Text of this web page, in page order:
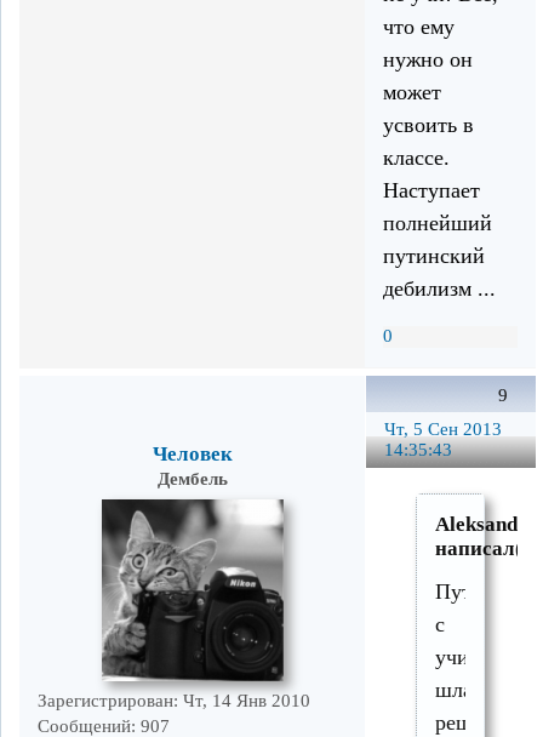
что ему
нужно он
может
усвоить в
классе.
Наступает
полнейший
путинский
дебилизм ...
0
9
Чт, 5 Сен 2013
14:35:43
Человек
Дембель
Зарегистрирован: Чт, 14 Янв 2010
Сообщений: 907
Aleksandrl
Путин
с
учителями-
шлангами
решили,